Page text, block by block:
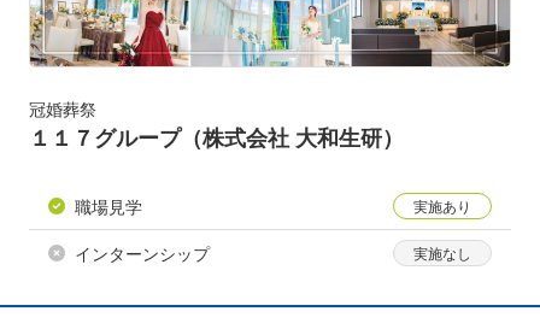
冠婚葬祭
１１７グループ（株式会社 大和生研）
職場見学
インターンシップ